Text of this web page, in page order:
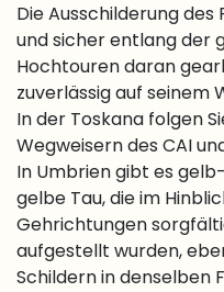
Die Ausschilderung
und sicher entlang der
Hochtouren daran
zuverlässig auf seinem
In der Toskana folgen
Wegweisern des CAI
In Umbrien gibt es
gelbe Tau, die im
Gehrichtungen
aufgestellt wurden,
Schildern in denselben